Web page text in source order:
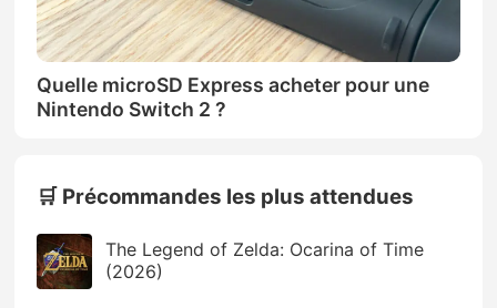
Quelle microSD Express acheter pour une
Nintendo Switch 2 ?
🛒 Précommandes les plus attendues
The Legend of Zelda: Ocarina of Time
(2026)